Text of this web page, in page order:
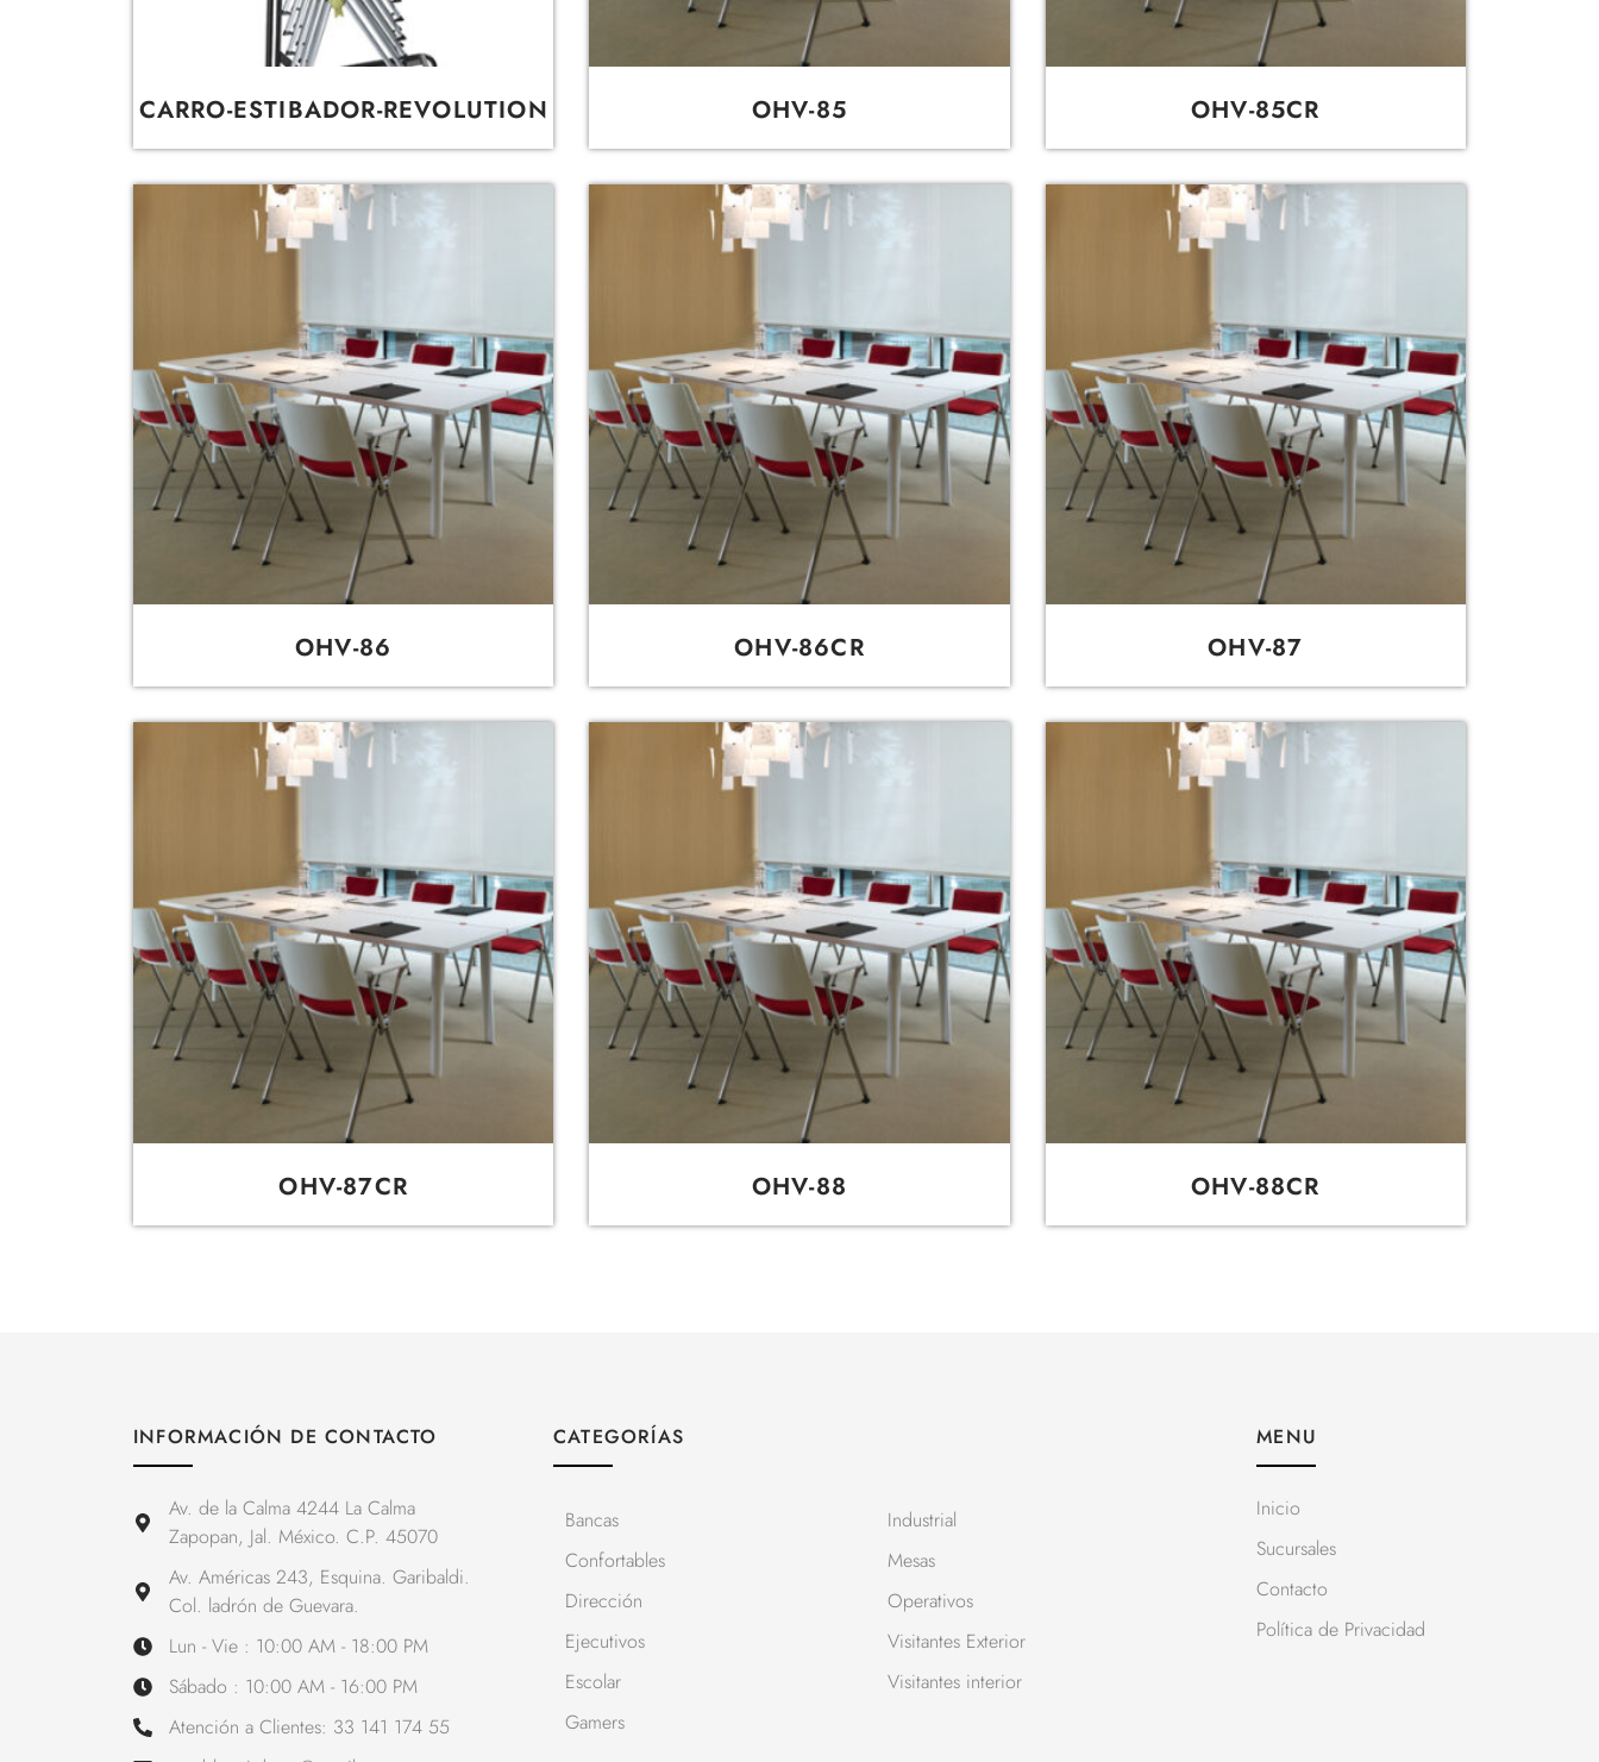
CARRO-ESTIBADOR-REVOLUTION OHV-85 OHV-85CR
OHV-86 OHV-86CR OHV-87
OHV-87CR OHV-88 OHV-88CR
INFORMACIÓN DE CONTACTO
Av. de la Calma 4244 La Calma
Zapopan, Jal. México. C.P. 45070
Av. Américas 243, Esquina. Garibaldi.
Col. ladrón de Guevara.
Lun - Vie : 10:00 AM - 18:00 PM
Sábado : 10:00 AM - 16:00 PM
Atención a Clientes: 33 141 174 55
CATEGORÍAS
Bancas
Confortables
Dirección
Ejecutivos
Escolar
Gamers
Industrial
Mesas
Operativos
Visitantes Exterior
Visitantes interior
MENU
Inicio
Sucursales
Contacto
Política de Privacidad